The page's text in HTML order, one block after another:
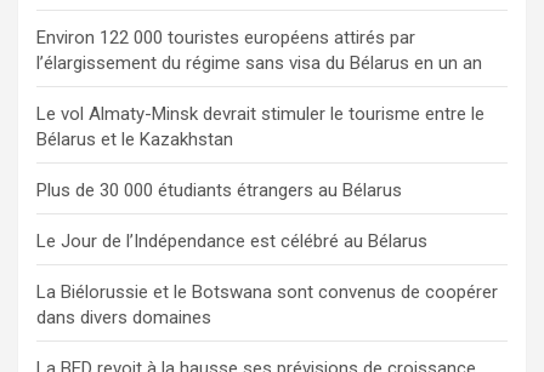
Environ 122 000 touristes européens attirés par
l’élargissement du régime sans visa du Bélarus en un an
Le vol Almaty-Minsk devrait stimuler le tourisme entre le
Bélarus et le Kazakhstan
Plus de 30 000 étudiants étrangers au Bélarus
Le Jour de l’Indépendance est célébré au Bélarus
La Biélorussie et le Botswana sont convenus de coopérer
dans divers domaines